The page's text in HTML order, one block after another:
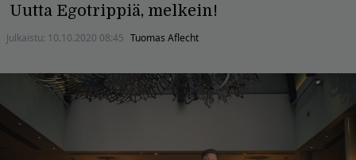
Uutta Egotrippiä, melkein!
Julkaistu: 10.10.2020 08:45 Tuomas Aflecht